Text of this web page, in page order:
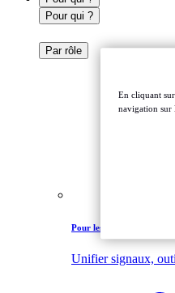
Pour qui ?
Par rôle
Pour les experts de
Unifier signaux,
En cliquant
navigation sur